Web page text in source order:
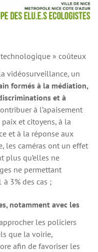
» coûteux
vidéosurveillance, un
formés à la médiation,
et à
à l’apaisement
et citoyens, à la
et à la réponse aux
les caméras ont un effet
plus qu’elles ne
ne permettant
3% des cas ;
notamment avec les
les policiers
que la voirie,
afin de favoriser les